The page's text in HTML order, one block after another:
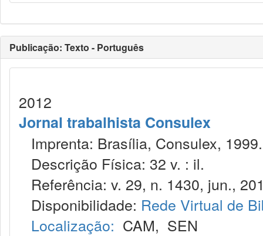
Publicação: Texto - Português
2012
Jornal trabalhista Consulex
Imprenta: Brasília, Consulex, 1999.
Descrição Física: 32 v. : il.
Referência: v. 29, n. 1430, jun.,
Disponibilidade: Rede Virtual de
Localização: CAM, SEN